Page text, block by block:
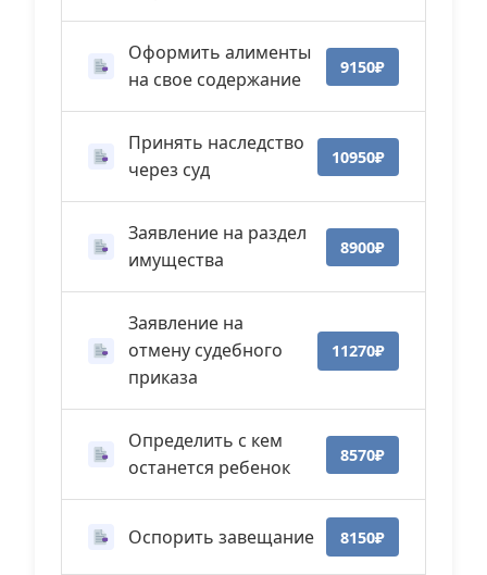
Оформить алименты
на свое содержание
9150₽
Принять наследство
через суд
10950₽
Заявление на раздел
имущества
8900₽
Заявление на
отмену судебного
приказа
11270₽
Определить с кем
останется ребенок
8570₽
Оспорить завещание 8150₽